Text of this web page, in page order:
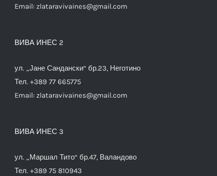
Email: zlataravivaines@gmail.com
ВИВА ИНЕС 2
ул. „Јане Сандански“ бр.23, Неготино
Тел. +389 77 665775
Email: zlataravivaines@gmail.com
ВИВА ИНЕС 3
ул. „Маршал Тито“ бр.47, Валандово
Тел. +389 75 810943